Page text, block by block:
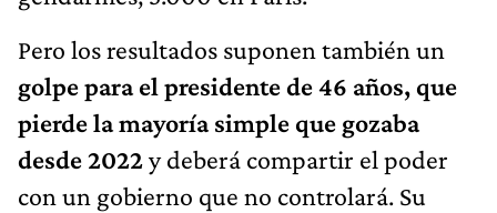
Pero los resultados suponen también un
golpe para el presidente de 46 años, que
pierde la mayoría simple que gozaba
desde 2022y deberá compartir el poder
con un gobierno que no controlará. Su